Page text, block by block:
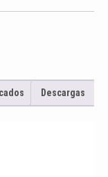
Descargas